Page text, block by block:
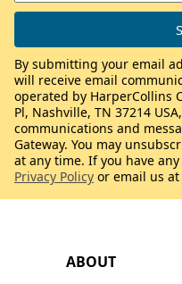
ABOUT
By submitting your email
will receive email
operated by HarperCollins
Pl, Nashville, TN 37214
communications and
Gateway. You may
at any time. If you have
Privacy Policy or email us at